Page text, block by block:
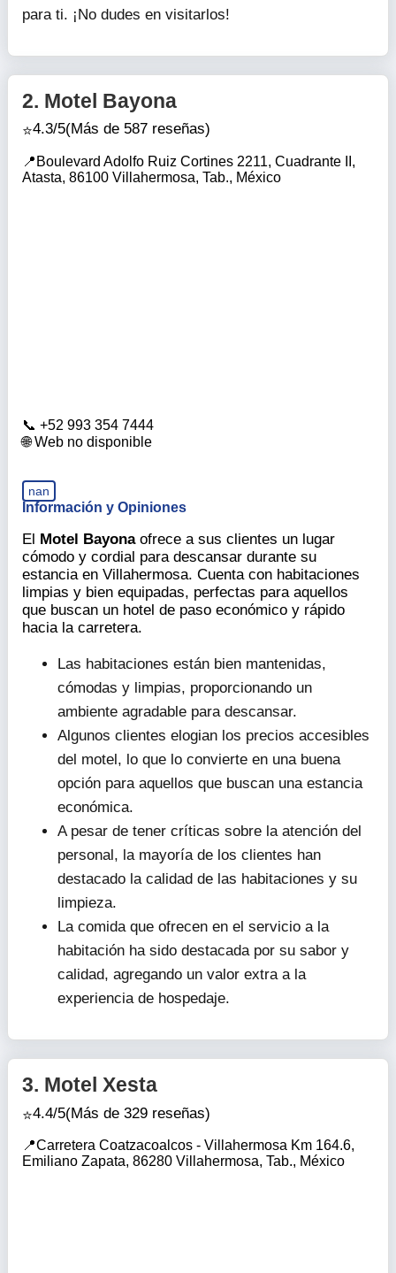
para ti. ¡No dudes en visitarlos!
+52 993 354 7444
Web no disponible
2. Motel Bayona
4.3/5(Más de 587 reseñas)
Boulevard Adolfo Ruiz Cortines 2211, Cuadrante II,
Atasta, 86100 Villahermosa, Tab., México
nan
Información y Opiniones
El Motel Bayonaofrece a sus clientes un lugar
cómodo y cordial para descansar durante su
estancia en Villahermosa. Cuenta con habitaciones
limpias y bien equipadas, perfectas para aquellos
que buscan un hotel de paso económico y rápido
hacia la carretera.
Las habitaciones están bien mantenidas,
cómodas y limpias, proporcionando un
ambiente agradable para descansar.
Algunos clientes elogian los precios accesibles
del motel, lo que lo convierte en una buena
opción para aquellos que buscan una estancia
económica.
A pesar de tener críticas sobre la atención del
personal, la mayoría de los clientes han
destacado la calidad de las habitaciones y su
limpieza.
La comida que ofrecen en el servicio a la
habitación ha sido destacada por su sabor y
calidad, agregando un valor extra a la
experiencia de hospedaje.
3. Motel Xesta
4.4/5(Más de 329 reseñas)
Carretera Coatzacoalcos - Villahermosa Km 164.6,
Emiliano Zapata, 86280 Villahermosa, Tab., México